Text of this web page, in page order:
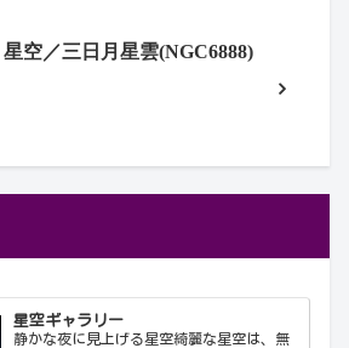
星空／三日月星雲(NGC6888)
星空ギャラリー
静かな夜に見上げる星空綺麗な星空は、無